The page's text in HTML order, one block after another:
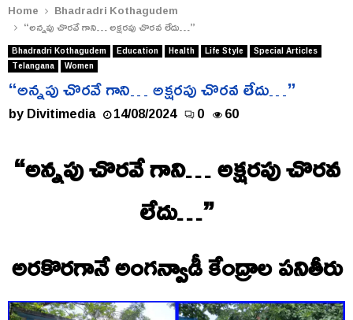
Home
Bhadradri Kothagudem
“అన్నపు చొరవే గాని… అక్షరపు చొరవ లేదు…”
Bhadradri Kothagudem Education Health Life Style
Special Articles
Telangana
Women
“అన్నపు చొరవే గాని… అక్షరపు చొరవ లేదు…”
byDivitimedia 14/08/2024 0 60
“అన్నపు చొరవే గాని… అక్షరపు చొరవ
లేదు…”
అరకొరగానే అంగన్వాడీ కేంద్రాల పనితీరు